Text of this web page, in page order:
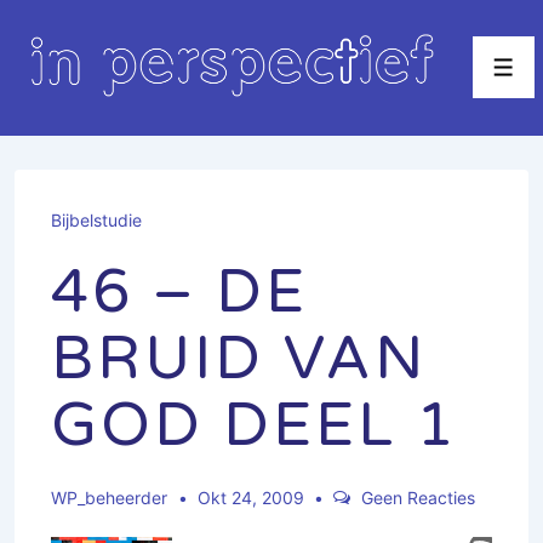
Doorgaan
naar
Bijbelstudie
46 – DE
BRUID VAN
GOD DEEL 1
WP_beheerder Okt 24, 2009 Geen Reacties